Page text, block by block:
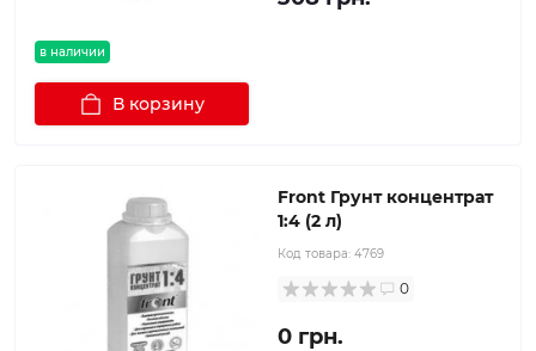
в наличии
В корзину
Front Грунт концентрат
1:4 (2 л)
Код товара: 4769
0
0 грн.